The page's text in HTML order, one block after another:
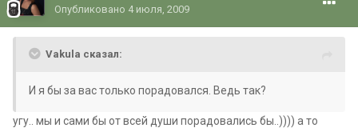
Опубликовано 4 июля, 2009
Vakula сказал:
И я бы за вас только порадовался. Ведь так?
угу.. мы и сами бы от всей души порадовались бы..)))) а то